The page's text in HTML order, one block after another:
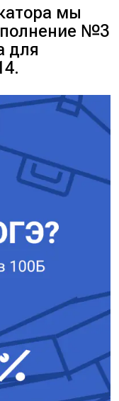
мы
№3
для